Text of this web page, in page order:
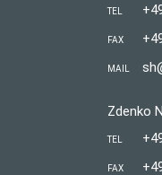
TEL
FAX
MAIL
Zdenko
TEL
FAX